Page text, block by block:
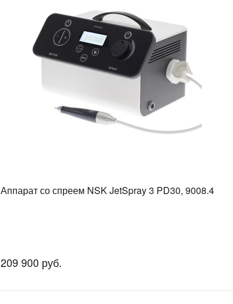
Аппарат со спреем NSK JetSpray 3 PD30, 9008.4
209 900 руб.